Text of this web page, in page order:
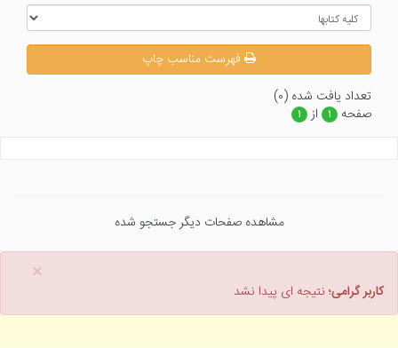
فهرست مناسب چاپ
تعداد يافت شده (۰)
صفحه
۱ از ۱
مشاهده صفحات دیگر جستجو شده
×
کاربر گرامی؛ نتیجه ای پیدا نشد